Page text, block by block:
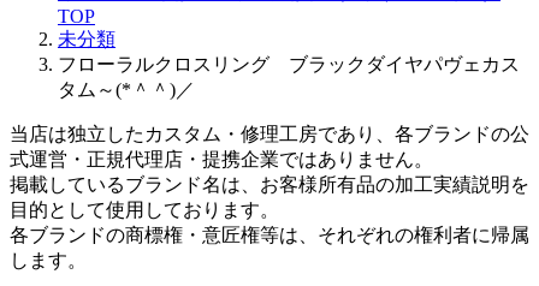
TOP
未分類
フローラルクロスリング ブラックダイヤパヴェカス
タム～(*＾＾)／
当店は独立したカスタム・修理工房であり、各ブランドの公
式運営・正規代理店・提携企業ではありません。
掲載しているブランド名は、お客様所有品の加工実績説明を
目的として使用しております。
各ブランドの商標権・意匠権等は、それぞれの権利者に帰属
します。